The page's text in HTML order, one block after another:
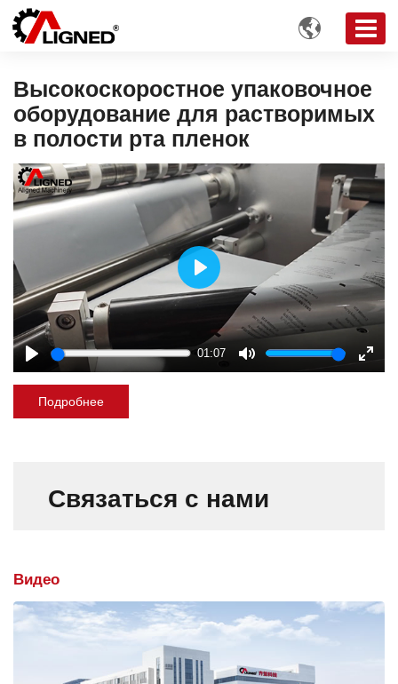

Высокоскоростное упаковочное
оборудование для растворимых
в полости рта пленок
Play
01:07
Mute
Enter
Play
Подробнее
Связаться с нами
Видео